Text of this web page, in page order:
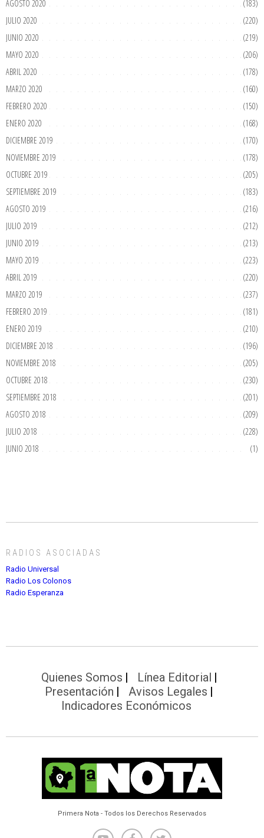
AGOSTO 2020
(183)
JULIO 2020
(220)
JUNIO 2020
(219)
MAYO 2020
(206)
ABRIL 2020
(178)
MARZO 2020
(160)
FEBRERO 2020
(150)
ENERO 2020
(168)
DICIEMBRE 2019
(170)
NOVIEMBRE 2019
(178)
OCTUBRE 2019
(205)
SEPTIEMBRE 2019
(183)
AGOSTO 2019
(216)
JULIO 2019
(212)
JUNIO 2019
(213)
MAYO 2019
(223)
ABRIL 2019
(220)
MARZO 2019
(237)
FEBRERO 2019
(181)
ENERO 2019
(210)
DICIEMBRE 2018
(196)
NOVIEMBRE 2018
(205)
OCTUBRE 2018
(230)
SEPTIEMBRE 2018
(201)
AGOSTO 2018
(209)
JULIO 2018
(228)
JUNIO 2018
(1)
RADIOS ASOCIADAS
Radio Universal
Radio Los Colonos
Radio Esperanza
Quienes Somos
Línea Editorial
Presentación
Avisos Legales
Indicadores Económicos
Primera Nota - Todos los Derechos Reservados